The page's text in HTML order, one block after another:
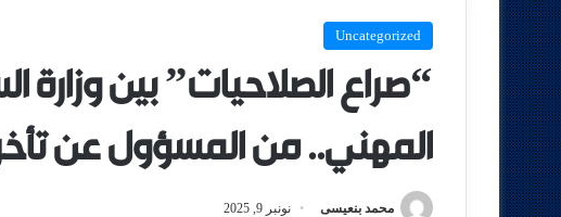
Uncategorized
“صراع الصلاحيات” بين
المهني.. من المسؤول عن
محمد بنعيسى نونبر 9, 2025